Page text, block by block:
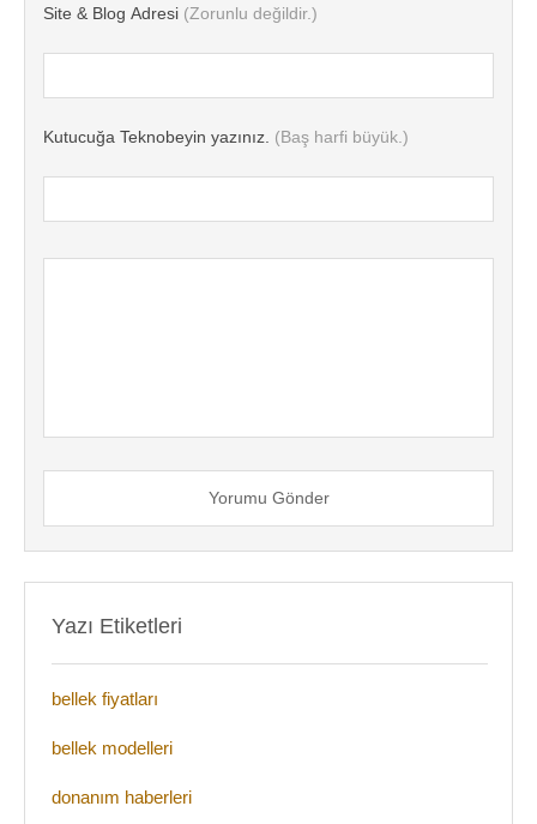
Site & Blog Adresi (Zorunlu değildir.)
Kutucuğa Teknobeyin yazınız. (Baş harfi büyük.)
Yorumu Gönder
Yazı Etiketleri
bellek fiyatları
bellek modelleri
donanım haberleri